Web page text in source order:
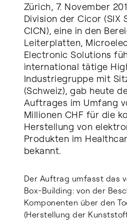
Zürich, 7. November
Division der Cicor (SIX
CICN), eine in den
Leiterplatten,
Electronic Solutions
international tätige
Industriegruppe mit
(Schweiz), gab heute
Auftrages im Umfang
Millionen CHF für die
Herstellung von
Produkten im
bekannt.
Der Auftrag umfasst das
Box-Building: von der
Komponenten über den
(Herstellung der